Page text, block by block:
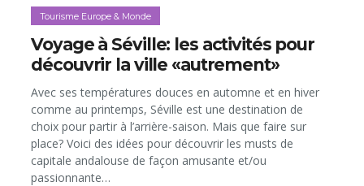
Tourisme Europe & Monde
Voyage à Séville: les activités pour
découvrir la ville «autrement»
Avec ses températures douces en automne et en hiver
comme au printemps, Séville est une destination de
choix pour partir à l’arrière-saison. Mais que faire sur
place? Voici des idées pour découvrir les musts de
capitale andalouse de façon amusante et/ou
passionnante…